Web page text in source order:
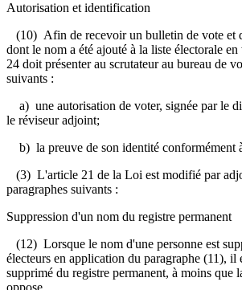
Autorisation et identification
(10) Afin de recevoir un bulletin de vote et
dont le nom a été ajouté à la liste électorale
24 doit présenter au scrutateur au bureau de
suivants :
a) une autorisation de voter, signée par le
le réviseur adjoint;
b) la preuve de son identité conformément
(3) L'article 21 de la Loi est modifié par
paragraphes suivants :
Suppression d'un nom du registre permanent
(12) Lorsque le nom d'une personne est
électeurs en application du paragraphe (11), il
supprimé du registre permanent, à moins que